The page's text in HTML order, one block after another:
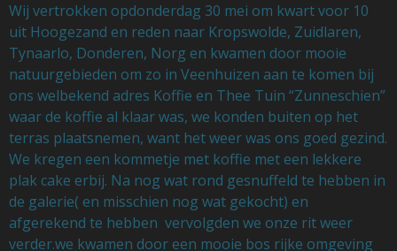
Wij vertrokken opdonderdag 30 mei om kwart voor 10
uit Hoogezand en reden naar Kropswolde, Zuidlaren,
Tynaarlo, Donderen, Norg en kwamen door mooie
natuurgebieden om zo in Veenhuizen aan te komen bij
ons welbekend adres Koffie en Thee Tuin “Zunneschien”
waar de koffie al klaar was, we konden buiten op het
terras plaatsnemen, want het weer was ons goed gezind.
We kregen een kommetje met koffie met een lekkere
plak cake erbij. Na nog wat rond gesnuffeld te hebben in
de galerie( en misschien nog wat gekocht) en
afgerekend te hebben vervolgden we onze rit weer
verder.we kwamen door een mooie bos rijke omgeving